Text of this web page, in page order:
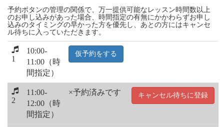
予約ボタンの管理の関係で、万一提供可能なレッスン時間数以上
のお申し込みがあった場合、時間指定の有無にかかわらずお申し
込みのタイミングの早かった方を優先し、あとの方にはキャンセ
ル待ちに入っていただきます。
1
10:00-
11:00（時
間指定）
仮予約をする
2
11:00-
12:00（時
間指定）
×予約済みです キャンセル待ちに登録